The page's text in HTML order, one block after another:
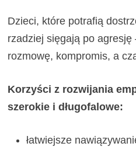
Dzieci, które potrafią
rzadziej sięgają po
rozmowę, kompromis, a
Korzyści z rozwijania
szerokie i długofalowe:
łatwiejsze